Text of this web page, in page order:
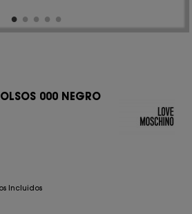
000 NEGRO
Incluidos